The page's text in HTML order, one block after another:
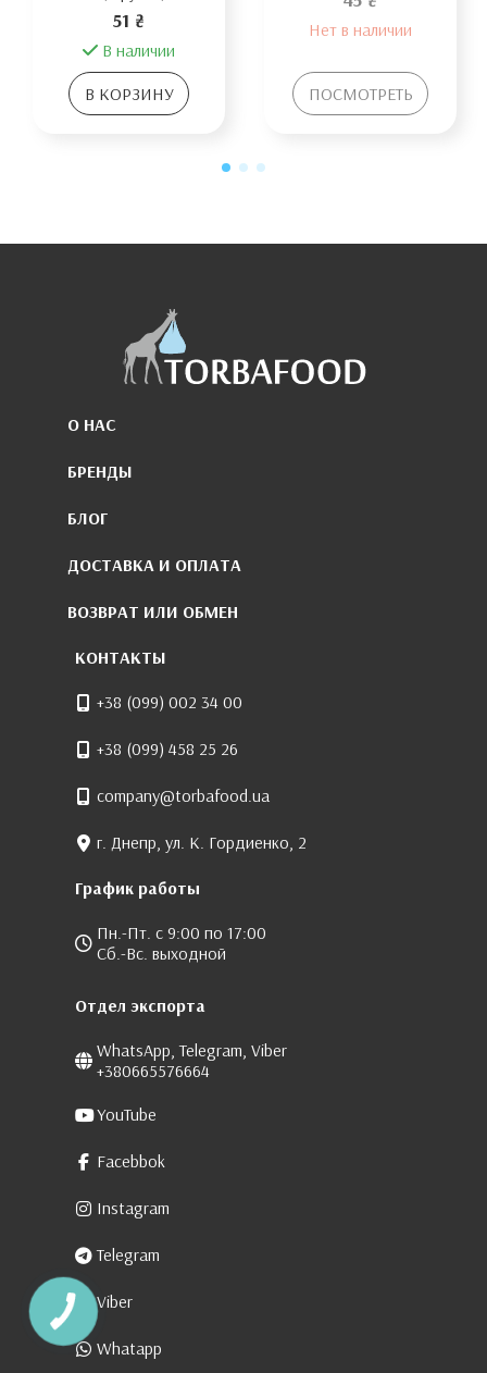
51 ₴
В наличии
В КОРЗИНУ
Нет в наличии
ПОСМОТРЕТЬ
О НАС
БРЕНДЫ
БЛОГ
ДОСТАВКА И ОПЛАТА
ВОЗВРАТ ИЛИ ОБМЕН
КОНТАКТЫ
+38 (099) 002 34 00
+38 (099) 458 25 26
company@torbafood.ua
г. Днепр, ул. К. Гордиенко, 2
График работы
Пн.-Пт. с 9:00 по 17:00
Сб.-Вс. выходной
Отдел экспорта
WhatsApp, Telegram, Viber
+380665576664
YouTube
Facebbok
Instagram
Telegram
Viber
Whatapp